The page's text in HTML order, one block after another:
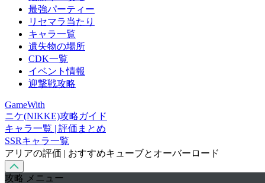
最強パーティー
リセマラ当たり
キャラ一覧
遺失物の場所
CDK一覧
イベント情報
迎撃戦攻略
GameWith
ニケ(NIKKE)攻略ガイド
キャラ一覧 | 評価まとめ
SSRキャラ一覧
アリアの評価 | おすすめキューブとオーバーロード
攻略 メニュー